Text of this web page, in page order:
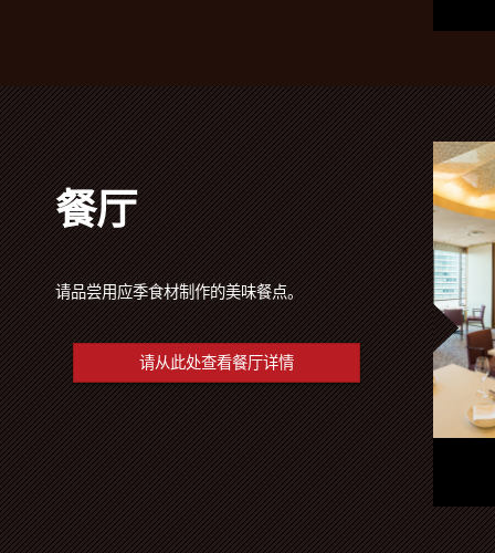
餐厅
请品尝用应季食材制作的美味餐点。
请从此处查看餐厅详情